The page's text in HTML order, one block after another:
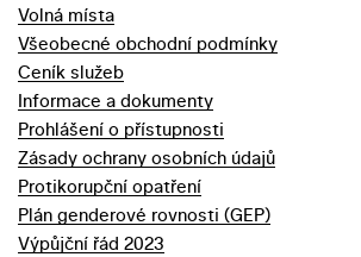
Volná místa
Všeobecné obchodní podmínky
Ceník služeb
Informace a dokumenty
Prohlášení o přístupnosti
Zásady ochrany osobních údajů
Protikorupční opatření
Plán genderové rovnosti (GEP)
Výpůjční řád 2023